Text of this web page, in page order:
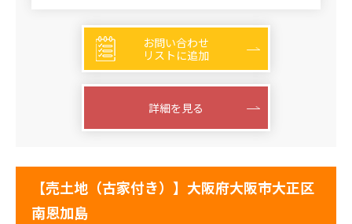
お問い合わせ
リストに追加
詳細を見る
【売土地（古家付き）】大阪府大阪市大正区
南恩加島